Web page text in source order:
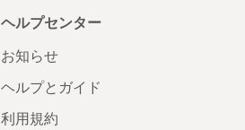
ヘルプセンター
お知らせ
ヘルプとガイド
利用規約